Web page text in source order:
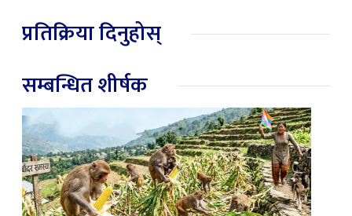
प्रतिक्रिया दिनुहोस्
सम्बन्धित शीर्षक